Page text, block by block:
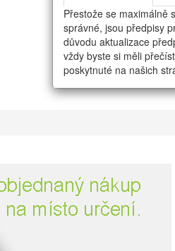
Přestože se maximálně
správné, jsou předpisy
důvodu aktualizace
vždy byste si měli
poskytnuté na našich